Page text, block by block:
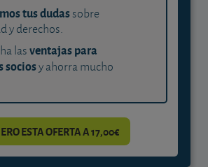
tus dudassobre
y derechos.
lasventajas para
sociosy ahorra mucho
ESTA OFERTA A 17,00€